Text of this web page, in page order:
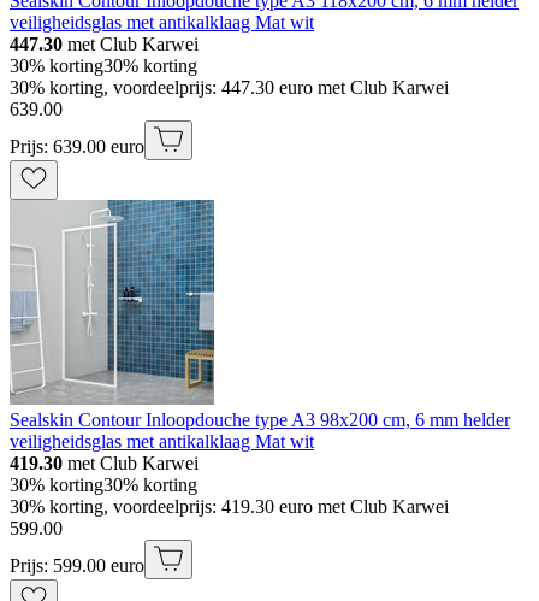
veiligheidsglas met antikalklaag Mat wit
447.30 met Club Karwei
30% korting30% korting
30% korting, voordeelprijs: 447.30 euro met Club Karwei
639.00
Prijs: 639.00 euro
Sealskin Contour Inloopdouche type A3 98x200 cm, 6 mm helder
veiligheidsglas met antikalklaag Mat wit
419.30 met Club Karwei
30% korting30% korting
30% korting, voordeelprijs: 419.30 euro met Club Karwei
599.00
Prijs: 599.00 euro